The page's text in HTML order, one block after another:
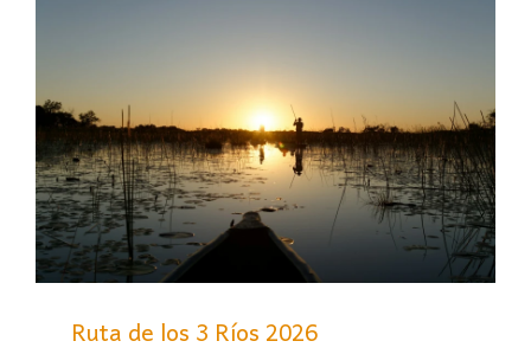
Ruta de los 3 Ríos 2026